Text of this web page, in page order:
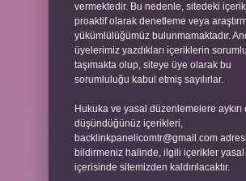
vermektedir. Bu nedenle, sitedeki
proaktif olarak denetleme veya
yükümlülüğümüz bulunmamaktadır.
üyelerimiz yazdıkları içeriklerin
taşımakta olup, siteye üye olarak bu
sorumluluğu kabul etmiş sayılırlar.
Hukuka ve yasal düzenlemelere
düşündüğünüz içerikleri,
backlinkpanelicomtr@gmail.com
bildirmeniz halinde, ilgili içerikler yasal
içerisinde sitemizden kaldırılacaktır.